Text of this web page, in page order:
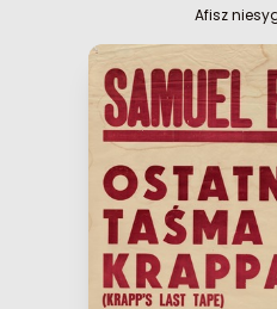
Afisz